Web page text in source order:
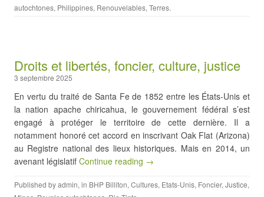
autochtones, Philippines, Renouvelables, Terres.
Droits et libertés, foncier, culture, justice
3 septembre 2025
En vertu du traité de Santa Fe de 1852 entre les États-Unis et
la nation apache chiricahua, le gouvernement fédéral s’est
engagé à protéger le territoire de cette dernière. Il a
notamment honoré cet accord en inscrivant Oak Flat (Arizona)
au Registre national des lieux historiques. Mais en 2014, un
avenant législatif Continue reading →
Published byadmin, in BHP Billiton, Cultures, Etats-Unis, Foncier, Justice,